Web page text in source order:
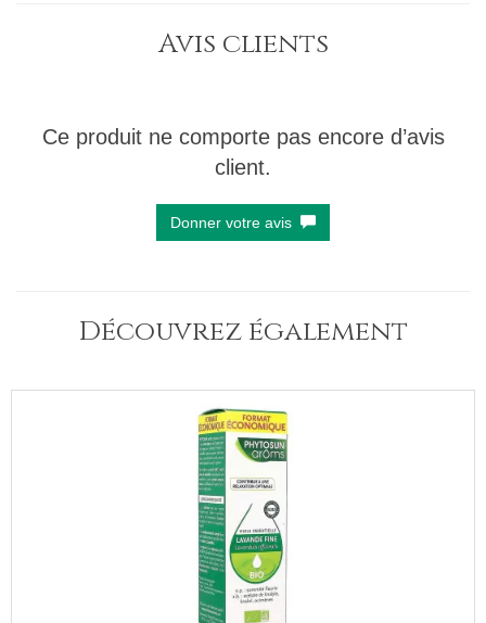
Avis clients
Ce produit ne comporte pas encore d’avis
client.
Donner votre avis
Découvrez également